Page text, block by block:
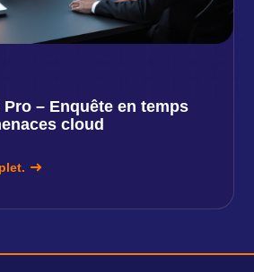
– Enquête en temps
cloud